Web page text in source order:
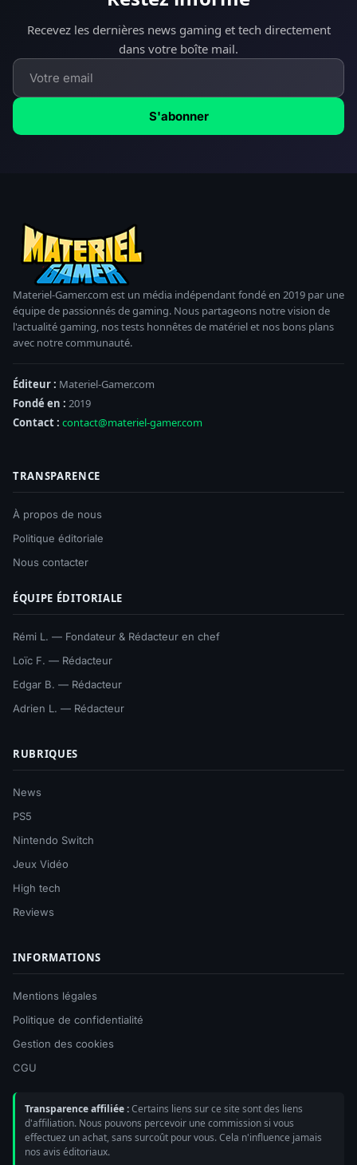
Recevez les dernières news gaming et tech directement
dans votre boîte mail.
S'abonner
Materiel-Gamer.com est un média indépendant fondé en 2019 par une
équipe de passionnés de gaming. Nous partageons notre vision de
l'actualité gaming, nos tests honnêtes de matériel et nos bons plans
avec notre communauté.
Éditeur : Materiel-Gamer.com
Fondé en : 2019
Contact : contact@materiel-gamer.com
TRANSPARENCE
À propos de nous
Politique éditoriale
Nous contacter
ÉQUIPE ÉDITORIALE
Rémi L. — Fondateur & Rédacteur en chef
Loïc F. — Rédacteur
Edgar B. — Rédacteur
Adrien L. — Rédacteur
RUBRIQUES
News
PS5
Nintendo Switch
Jeux Vidéo
High tech
Reviews
INFORMATIONS
Mentions légales
Politique de confidentialité
Gestion des cookies
CGU
Transparence affiliée :Certains liens sur ce site sont des liens
d'affiliation. Nous pouvons percevoir une commission si vous
effectuez un achat, sans surcoût pour vous. Cela n'influence jamais
nos avis éditoriaux.